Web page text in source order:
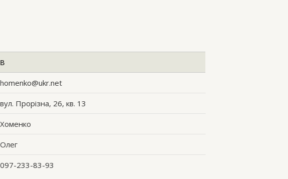
B
homenko@ukr.net
вул. Прорізна, 26, кв. 13
Хоменко
Олег
097-233-83-93